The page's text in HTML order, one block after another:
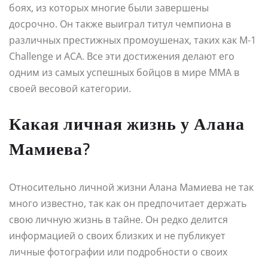
боях, из которых многие были завершены
досрочно. Он также выиграл титул чемпиона в
различных престижных промоушенах, таких как M-1
Challenge и ACA. Все эти достижения делают его
одним из самых успешных бойцов в мире MMA в
своей весовой категории.
Какая личная жизнь у Алана
Мамиева?
Относительно личной жизни Алана Мамиева не так
много известно, так как он предпочитает держать
свою личную жизнь в тайне. Он редко делится
информацией о своих близких и не публикует
личные фотографии или подробности о своих